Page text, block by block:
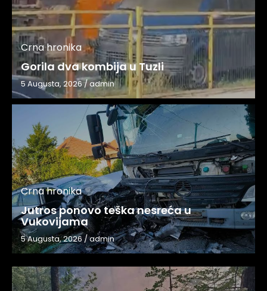
Crna hronika
Gorila dva kombija u Tuzli
5 Augusta, 2026/admin
Crna hronika
Jutros ponovo teška nesreća u
Vukovijama
5 Augusta, 2026/admin